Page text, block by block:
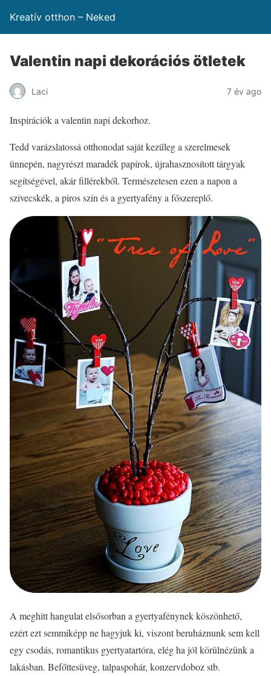
Kreatív otthon – Neked
Valentin napi dekorációs ötletek
Laci 7 év ago
Inspirációk a valentin napi dekorhoz.
Tedd varázslatossá otthonodat saját kezűleg a szerelmesek
ünnepén, nagyrészt maradék papírok, újrahasznosított tárgyak
segítségével, akár fillérekből. Természetesen ezen a napon a
szívecskék, a piros szín és a gyertyafény a főszereplő.
A meghitt hangulat elsősorban a gyertyafénynek köszönhető,
ezért ezt semmiképp ne hagyjuk ki, viszont beruháznunk sem kell
egy csodás, romantikus gyertyatartóra, elég ha jól körülnézünk a
lakásban. Befőttesüveg, talpaspohár, konzervdoboz stb.